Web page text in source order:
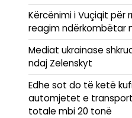
Kërcënimi i Vuçiqit për
reagim ndërkombëtar
Mediat ukrainase
ndaj Zelenskyt
Edhe sot do të ketë
automjetet e
totale mbi 20 tonë